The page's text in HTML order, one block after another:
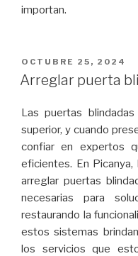
importan.
PUBLICADO
EL
OCTUBRE 25, 2024
Arreglar puerta
Las puertas
superior, y cuando
confiar en expertos
eficientes. En
arreglar puertas
necesarias para
restaurando la
estos sistemas
los servicios que